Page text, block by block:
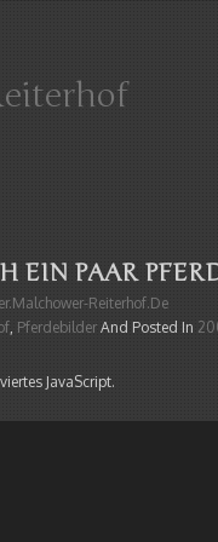
EIN PAAR
Reiterhof.de
, PferdebilderAnd Posted In
JavaScript.